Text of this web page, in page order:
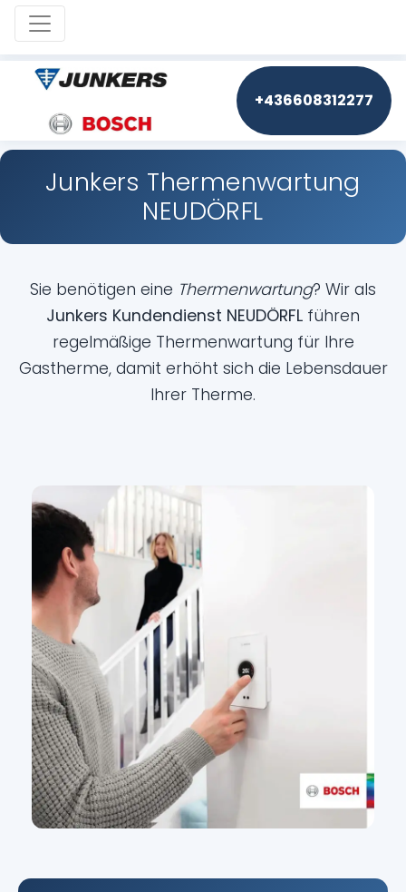
Toggle navigation
+436608312277
Junkers Thermenwartung
NEUDÖRFL
Sie benötigen eine Thermenwartung? Wir als
Junkers Kundendienst NEUDÖRFL führen
regelmäßige Thermenwartung für Ihre
Gastherme, damit erhöht sich die Lebensdauer
Ihrer Therme.